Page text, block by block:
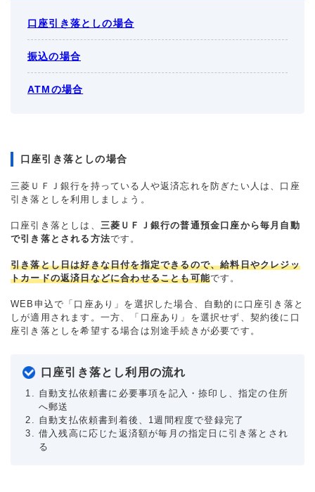
口座引き落としの場合
振込の場合
ATMの場合
口座引き落としの場合
三菱ＵＦＪ銀行を持っている人や返済忘れを防ぎたい人は、口座
引き落としを利用しましょう。
口座引き落としは、 三菱ＵＦＪ銀行の普通預金口座から毎月自動
で引き落とされる方法です。
引き落とし日は好きな日付を指定できるので、給料日やクレジッ
トカードの返済日などに合わせることも可能です。
WEB申込で「口座あり」を選択した場合、自動的に口座引き落と
しが適用されます。一方、「口座あり」を選択せず、契約後に口
座引き落としを希望する場合は別途手続きが必要です。
口座引き落とし利用の流れ
自動支払依頼書に必要事項を記入・捺印し、指定の住所
へ郵送
自動支払依頼書到着後、1週間程度で登録完了
借入残高に応じた返済額が毎月の指定日に引き落とされ
る